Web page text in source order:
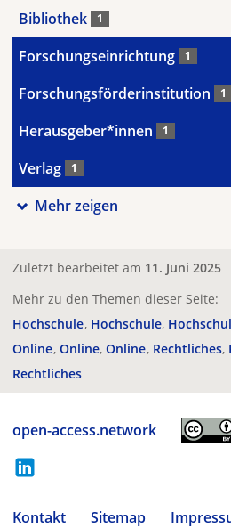
Bibliothek 1
Forschungseinrichtung 1
Forschungsförderinstitution 1
Herausgeber*innen 1
Verlag 1
Mehr zeigen
Zuletzt bearbeitet am 11. Juni 2025
Mehr zu den Themen dieser Seite:
Hochschule Hochschule
Online Online Online Rechtliches
Rechtliches
open-access.network
Kontakt Sitemap